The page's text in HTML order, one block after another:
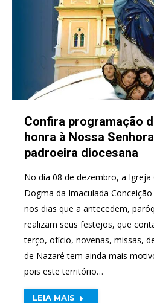
Confira programação
honra à Nossa
padroeira diocesana
No dia 08 de dezembro, a Igreja
Dogma da Imaculada
nos dias que a antecedem,
realizam seus festejos, que
terço, ofício, novenas, missas,
de Nazaré tem ainda mais
pois este território…
LEIA MAIS